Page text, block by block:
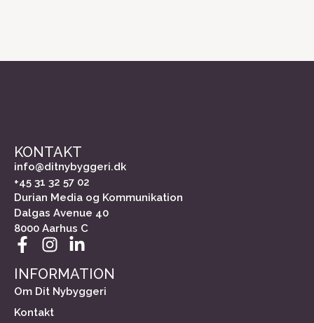
KONTAKT
info@ditnybyggeri.dk
+45 31 32 57 02
Durian Media og Kommunikation
Dalgas Avenue 40
8000 Aarhus C
INFORMATION
Om Dit Nybyggeri
Kontakt